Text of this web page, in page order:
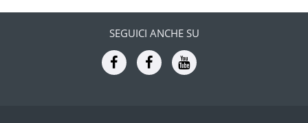
SEGUICI ANCHE SU